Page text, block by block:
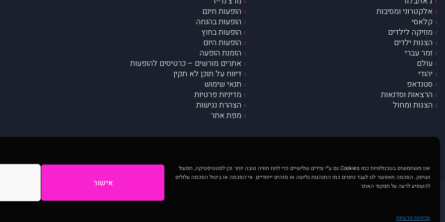
אנו משתמשים בטכנולוגיות כמו Cookies גם ע"י צדדים שלישיים כדי לתת חוויה טובה יותר וכן לסטטיסטיקה, תפעול
ושיווק. הסכמה תאפשר לנו לעבד נתונים כמו התנהגות גלישה או מזהים ייחודיים. אי־הסכמה או ביטול הסכמה עלולים
להשפיע לרעה על תפקוד האתר.
אישור
מדיניות פרטיות
אלקטרוני ומסיבות
קלאסי
מוזיקה לילדים
הצגות ילדים
זמר עברי
עולם
יהודי
סטנדאפ
הרצאות וסדנאות
הצגות ומחול
הופעות חינם
הופעות בהנחה
הופעות בחוץ
הופעות היום
הזמנת הופעה
אתרים מורשים – כרטיסים להופעות
דיווח על תוכן לא תקין
תנאי שימוש
מדיניות פרטיות
הצהרת נגישות
מפת אתר